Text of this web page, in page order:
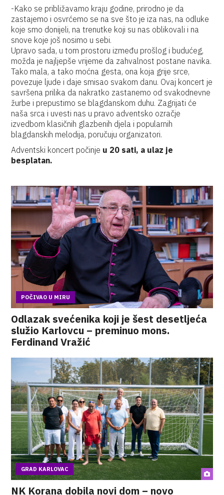
-Kako se približavamo kraju godine, prirodno je da
zastajemo i osvrćemo se na sve što je iza nas, na odluke
koje smo donijeli, na trenutke koji su nas oblikovali i na
snove koje još nosimo u sebi.
Upravo sada, u tom prostoru između prošlog i budućeg,
možda je najljepše vrijeme da zahvalnost postane navika.
Tako mala, a tako moćna gesta, ona koja grije srce,
povezuje ljude i daje smisao svakom danu. Ovaj koncert je
savršena prilika da nakratko zastanemo od svakodnevne
žurbe i prepustimo se blagdanskom duhu. Zagrijati će
naša srca i uvesti nas u pravo adventsko ozračje
izvedbom klasičnih glazbenih djela i popularnih
blagdanskih melodija, poručuju organizatori.
Adventski koncert počinje u 20 sati, a ulaz je
besplatan.
POČIVAO U MIRU
Odlazak svećenika koji je šest desetljeća
služio Karlovcu – preminuo mons.
Ferdinand Vražić
GRAD KARLOVAC
NK Korana dobila novi dom – novo